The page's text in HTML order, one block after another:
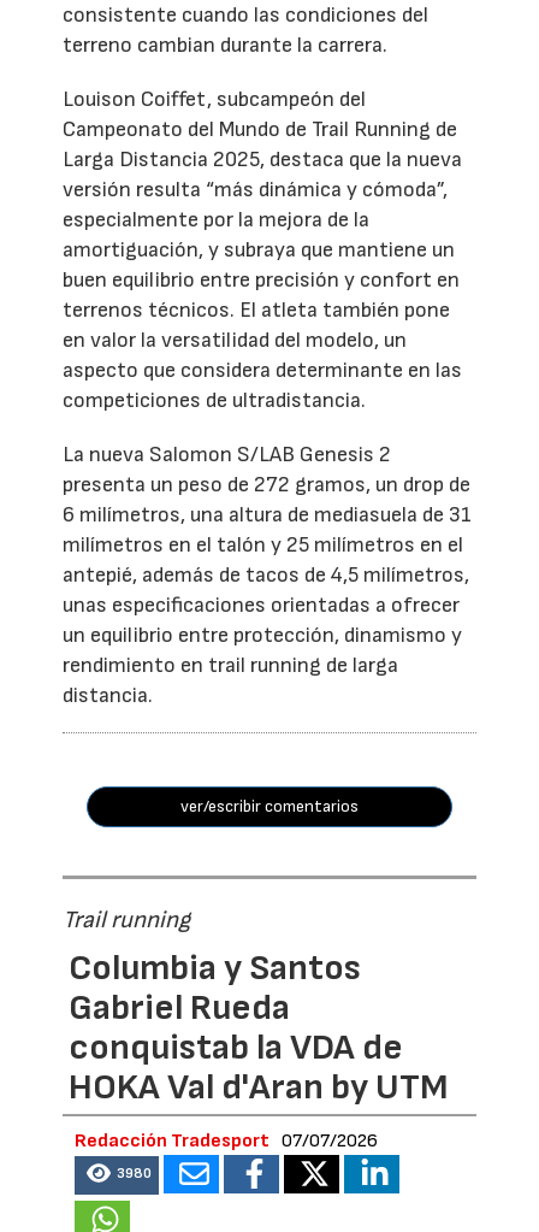
consistente cuando las condiciones del
terreno cambian durante la carrera.
Louison Coiffet, subcampeón del
Campeonato del Mundo de Trail Running de
Larga Distancia 2025, destaca que la nueva
versión resulta “más dinámica y cómoda”,
especialmente por la mejora de la
amortiguación, y subraya que mantiene un
buen equilibrio entre precisión y confort en
terrenos técnicos. El atleta también pone
en valor la versatilidad del modelo, un
aspecto que considera determinante en las
competiciones de ultradistancia.
La nueva Salomon S/LAB Genesis 2
presenta un peso de 272 gramos, un drop de
6 milímetros, una altura de mediasuela de 31
milímetros en el talón y 25 milímetros en el
antepié, además de tacos de 4,5 milímetros,
unas especificaciones orientadas a ofrecer
un equilibrio entre protección, dinamismo y
rendimiento en trail running de larga
distancia.
ver/escribir comentarios
Trail running
Columbia y Santos
Gabriel Rueda
conquistab la VDA de
HOKA Val d'Aran by UTM
Redacción Tradesport 07/07/2026
3980